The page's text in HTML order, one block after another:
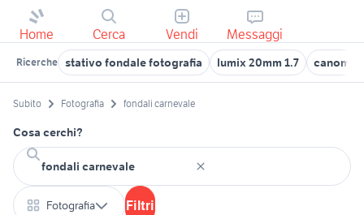
Home Cerca Vendi Messaggi
Ricerche stativo fondale fotografia lumix 20mm 1.7
Subito Fotografia fondali carnevale
Cosa cerchi?
Fotografia Filtri